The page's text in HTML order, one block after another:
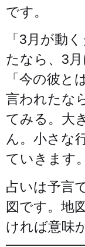
です。
「3月が動
たなら、3月
「今の彼と
言われたな
てみる。大
ん。小さな
ていきます。
占いは予言
図です。地
ければ意味